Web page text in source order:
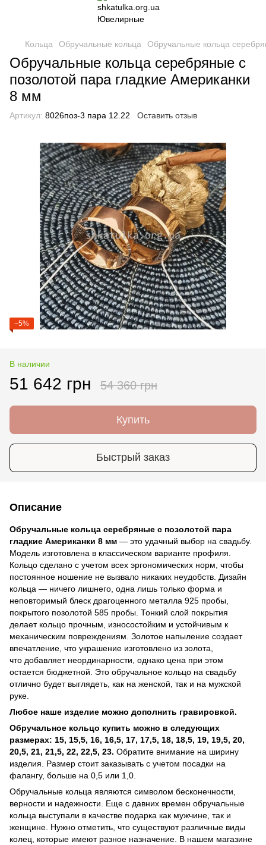
Кольца Обручальные кольца Обручальные кольца
Обручальные кольца серебряные с
позолотой пара гладкие Американки
8 мм
Артикул: 8026поз-3 пара 12.22 Оставить отзыв
−5%
В наличии
51 642 грн 54 360 грн
Купить
Быстрый заказ
Описание
Обручальные кольца серебряные с позолотой пара
гладкие Американки 8 мм — это удачный выбор на свадьбу.
Модель изготовлена ​​в классическом варианте профиля.
Кольцо сделано с учетом всех эргономических норм, чтобы
постоянное ношение не вызвало никаких неудобств. Дизайн
кольца — ничего лишнего, одна лишь только форма и
неповторимый блеск драгоценного металла 925 пробы,
покрытого позолотой 585 пробы. Тонкий слой покрытия
делает кольцо прочным, износостойким и устойчивым к
механическим повреждениям. Золотое напыление создает
впечатление, что украшение изготовлено из золота,
что добавляет неординарности, однако цена при этом
остается бюджетной. Это обручальное кольцо на свадьбу
отлично будет выглядеть, как на женской, так и на мужской
руке.
Любое наше изделие можно дополнить гравировкой.
Обручальное кольцо купить можно в следующих
размерах: 15, 15,5, 16, 16,5, 17, 17,5, 18, 18,5, 19, 19,5, 20,
20,5, 21, 21,5, 22, 22,5, 23. Обратите внимание на ширину
изделия. Размер стоит заказывать с учетом посадки на
фалангу, больше на 0,5 или 1,0.
Обручальные кольца являются символом бесконечности,
верности и надежности. Еще с давних времен обручальные
кольца выступали в качестве подарка как мужчине, так и
женщине. Нужно отметить, что существуют различные виды
колец, которые имеют разное назначение. В нашем магазине